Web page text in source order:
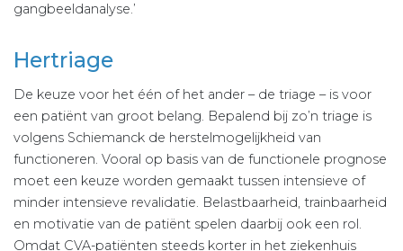
gangbeeldanalyse.’
Hertriage
De keuze voor het één of het ander – de triage – is voor
een patiënt van groot belang. Bepalend bij zo’n triage is
volgens Schiemanck de herstelmogelijkheid van
functioneren. Vooral op basis van de functionele prognose
moet een keuze worden gemaakt tussen intensieve of
minder intensieve revalidatie. Belastbaarheid, trainbaarheid
en motivatie van de patiënt spelen daarbij ook een rol.
Omdat CVA-patiënten steeds korter in het ziekenhuis